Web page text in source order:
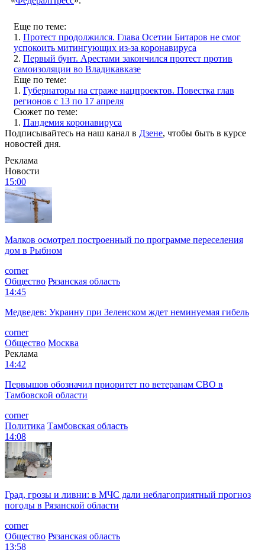
Еще по теме:
1. Протест продолжился. Глава Осетии Битаров не смог
успокоить митингующих из-за коронавируса
2. Первый бунт. Арестами закончился протест против
самоизоляции во Владикавказе
Еще по теме:
1. Губернаторы на страже нацпроектов. Повестка глав
регионов с 13 по 17 апреля
Сюжет по теме:
1. Пандемия коронавируса
Подписывайтесь на наш канал в Дзене, чтобы быть в курсе
новостей дня.
Реклама
Новости
15:00
Малков осмотрел построенный по программе переселения
дом в Рыбном
corner
Общество Рязанская область
14:45
Медведев: Украину при Зеленском ждет неминуемая гибель
corner
Общество Москва
Реклама
14:42
Первышов обозначил приоритет по ветеранам СВО в
Тамбовской области
corner
Политика Тамбовская область
14:08
Град, грозы и ливни: в МЧС дали неблагоприятный прогноз
погоды в Рязанской области
corner
Общество Рязанская область
13:58